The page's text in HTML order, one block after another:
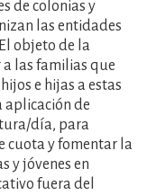
de colonias y
las entidades
objeto de la
a las familias que
e hijas a estas
aplicación de
día, para
cuota y fomentar la
y jóvenes en
fuera del